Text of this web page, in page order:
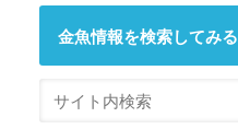
金魚情報を検索してみる